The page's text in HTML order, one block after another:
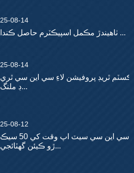
25-08-14
ٺاهيندڙ مڪمل اسپيڪٽرم حاصل ڪندا ...
25-08-14
ڪسٽم ٿريڊ پروفيشن لاءِ سي اين سي ٿري
ڊ ملنگ...
25-08-12
سي اين سي سيٽ اپ وقت کي 50 سيڪ
ڙو ڪيئن گھٽائجي...